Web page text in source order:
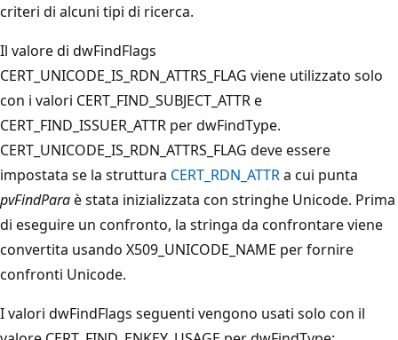
criteri di alcuni tipi di ricerca.
Il valore di dwFindFlags
CERT_UNICODE_IS_RDN_ATTRS_FLAG viene utilizzato solo
con i valori CERT_FIND_SUBJECT_ATTR e
CERT_FIND_ISSUER_ATTR perdwFindType.
CERT_UNICODE_IS_RDN_ATTRS_FLAG deve essere
impostata se la struttura CERT_RDN_ATTRa cui punta
pvFindParaè stata inizializzata con stringhe Unicode. Prima
di eseguire un confronto, la stringa da confrontare viene
convertita usando X509_UNICODE_NAME per fornire
confronti Unicode.
I valori dwFindFlags seguenti vengono usati solo con il